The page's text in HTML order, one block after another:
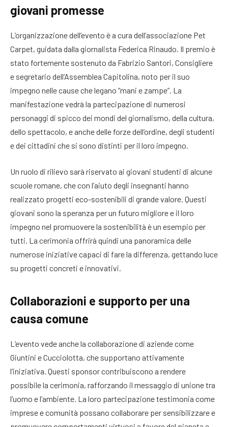
giovani promesse
L’organizzazione dell’evento è a cura dell’associazione Pet
Carpet, guidata dalla giornalista Federica Rinaudo. Il premio è
stato fortemente sostenuto da Fabrizio Santori, Consigliere
e segretario dell’Assemblea Capitolina, noto per il suo
impegno nelle cause che legano “mani e zampe”. La
manifestazione vedrà la partecipazione di numerosi
personaggi di spicco dei mondi del giornalismo, della cultura,
dello spettacolo, e anche delle forze dell’ordine, degli studenti
e dei cittadini che si sono distinti per il loro impegno.
Un ruolo di rilievo sarà riservato ai giovani studenti di alcune
scuole romane, che con l’aiuto degli insegnanti hanno
realizzato progetti eco-sostenibili di grande valore. Questi
giovani sono la speranza per un futuro migliore e il loro
impegno nel promuovere la sostenibilità è un esempio per
tutti. La cerimonia offrirà quindi una panoramica delle
numerose iniziative capaci di fare la differenza, gettando luce
su progetti concreti e innovativi.
Collaborazioni e supporto per una
causa comune
L’evento vede anche la collaborazione di aziende come
Giuntini e Cucciolotta, che supportano attivamente
l’iniziativa. Questi sponsor contribuiscono a rendere
possibile la cerimonia, rafforzando il messaggio di unione tra
l’uomo e l’ambiente. La loro partecipazione testimonia come
imprese e comunità possano collaborare per sensibilizzare e